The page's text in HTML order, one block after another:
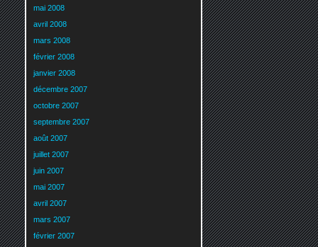
mai 2008
avril 2008
mars 2008
février 2008
janvier 2008
décembre 2007
octobre 2007
septembre 2007
août 2007
juillet 2007
juin 2007
mai 2007
avril 2007
mars 2007
février 2007